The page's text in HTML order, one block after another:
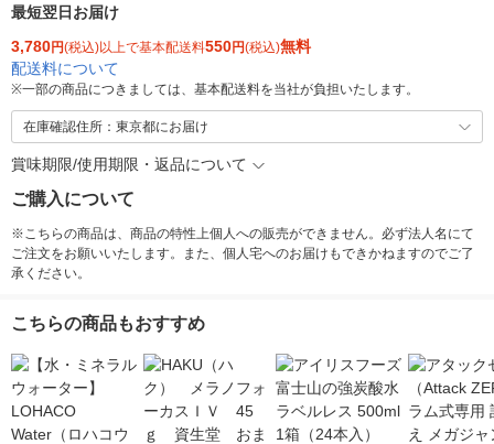
最短翌日お届け
3,780円(税込)以上で基本配送料550円(税込)無料
配送料について
※一部の商品につきましては、基本配送料を当社が負担いたします。
在庫確認住所：東京都にお届け
賞味期限/使用期限・返品について
ご購入について
※こちらの商品は、商品の特性上個人への販売ができません。必ず法人名にて
ご注文をお願いいたします。また、個人宅へのお届けもできかねますのでご了
承ください。
こちらの商品もおすすめ